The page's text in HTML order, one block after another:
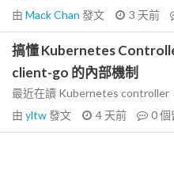
由 Mack Chan 發文 3 天前
搞懂 Kubernetes
client-go 的內部機制
最近在讀 Kubernetes controller
由 yltw發文 4 天前 0個